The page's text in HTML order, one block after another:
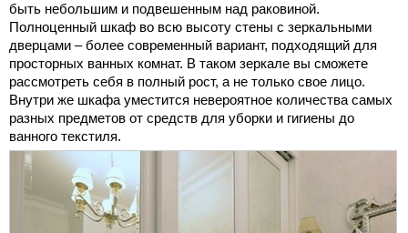
быть небольшим и подвешенным над раковиной.
Полноценный шкаф во всю высоту стены с зеркальными
дверцами – более современный вариант, подходящий для
просторных ванных комнат. В таком зеркале вы сможете
рассмотреть себя в полный рост, а не только свое лицо.
Внутри же шкафа уместится невероятное количества самых
разных предметов от средств для уборки и гигиены до
ванного текстиля.